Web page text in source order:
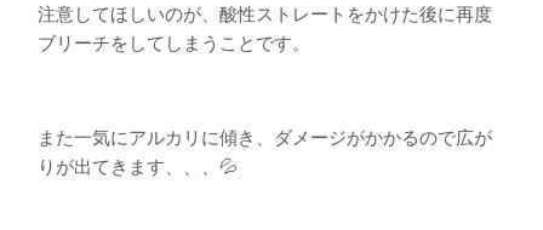
注意してほしいのが、酸性ストレートをかけた後に再度
ブリーチをしてしまうことです。
また一気にアルカリに傾き、ダメージがかかるので広が
りが出てきます、、、💦